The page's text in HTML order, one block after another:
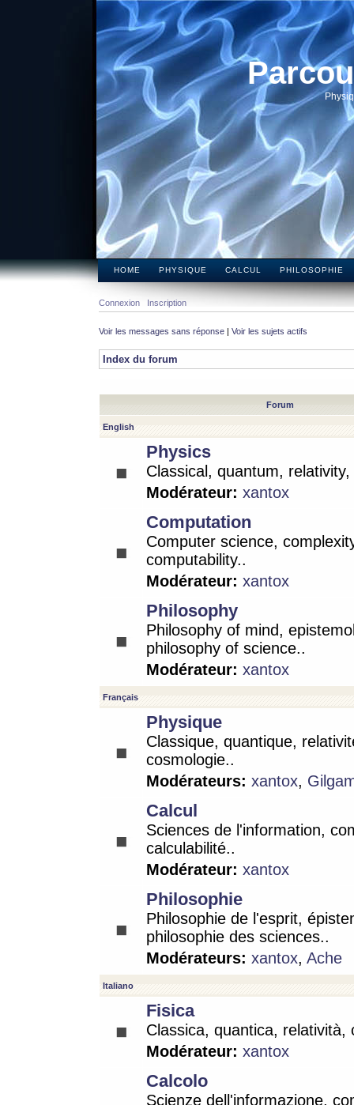
HOME PHYSIQUE CALCUL PHILOSOPHIE
Connexion Inscription
Voir les messages sans réponse | Voir les sujets actifs
Index du forum
Forum
English
Physics
Classical, quantum,
Modérateur: xantox
Computation
Computer science,
computability..
Modérateur: xantox
Philosophy
Philosophy of mind,
philosophy of science..
Modérateur: xantox
Français
Physique
Classique, quantique,
cosmologie..
Modérateurs: xantox,
Calcul
Sciences de l'information,
calculabilité..
Modérateur: xantox
Philosophie
Philosophie de l'esprit,
philosophie des sciences..
Modérateurs: xantox, Ache
Italiano
Fisica
Classica, quantica, relatività,
Modérateur: xantox
Calcolo
Scienze dell'informazione,